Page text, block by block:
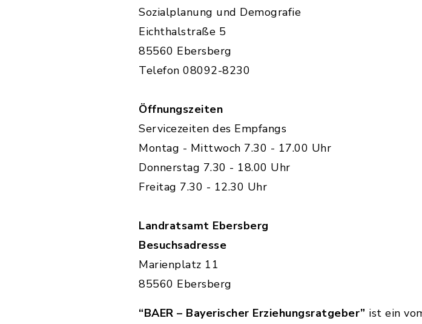
Sozialplanung und Demografie
Eichthalstraße 5
85560 Ebersberg
Telefon 08092-8230
Öffnungszeiten
Servicezeiten des Empfangs
Montag - Mittwoch 7.30 - 17.00 Uhr
Donnerstag 7.30 - 18.00 Uhr
Freitag 7.30 - 12.30 Uhr
Landratsamt Ebersberg
Besuchsadresse
Marienplatz 11
85560 Ebersberg
“BAER – Bayerischer Erziehungsratgeber” ist ein